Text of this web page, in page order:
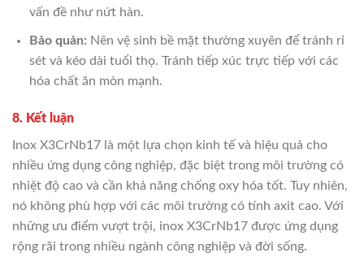
vấn đề như nứt hàn.
Bảo quản: Nên vệ sinh bề mặt thường xuyên để tránh rỉ
sét và kéo dài tuổi thọ. Tránh tiếp xúc trực tiếp với các
hóa chất ăn mòn mạnh.
8. Kết luận
Inox X3CrNb17 là một lựa chọn kinh tế và hiệu quả cho
nhiều ứng dụng công nghiệp, đặc biệt trong môi trường có
nhiệt độ cao và cần khả năng chống oxy hóa tốt. Tuy nhiên,
nó không phù hợp với các môi trường có tính axit cao. Với
những ưu điểm vượt trội, inox X3CrNb17 được ứng dụng
rộng rãi trong nhiều ngành công nghiệp và đời sống.